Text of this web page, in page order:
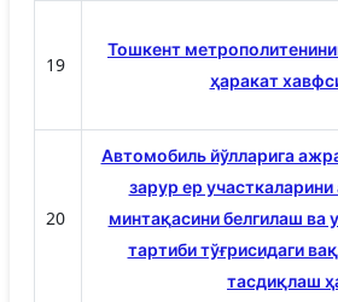
19
Тошкент
ҳаракат
20
Автомобиль йўлларига
зарур ер
минтақасини белгилаш ва
тартиби тўғрисидаги
тасдиқлаш